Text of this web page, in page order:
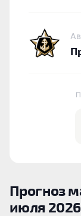
Прогноз
июля 2026